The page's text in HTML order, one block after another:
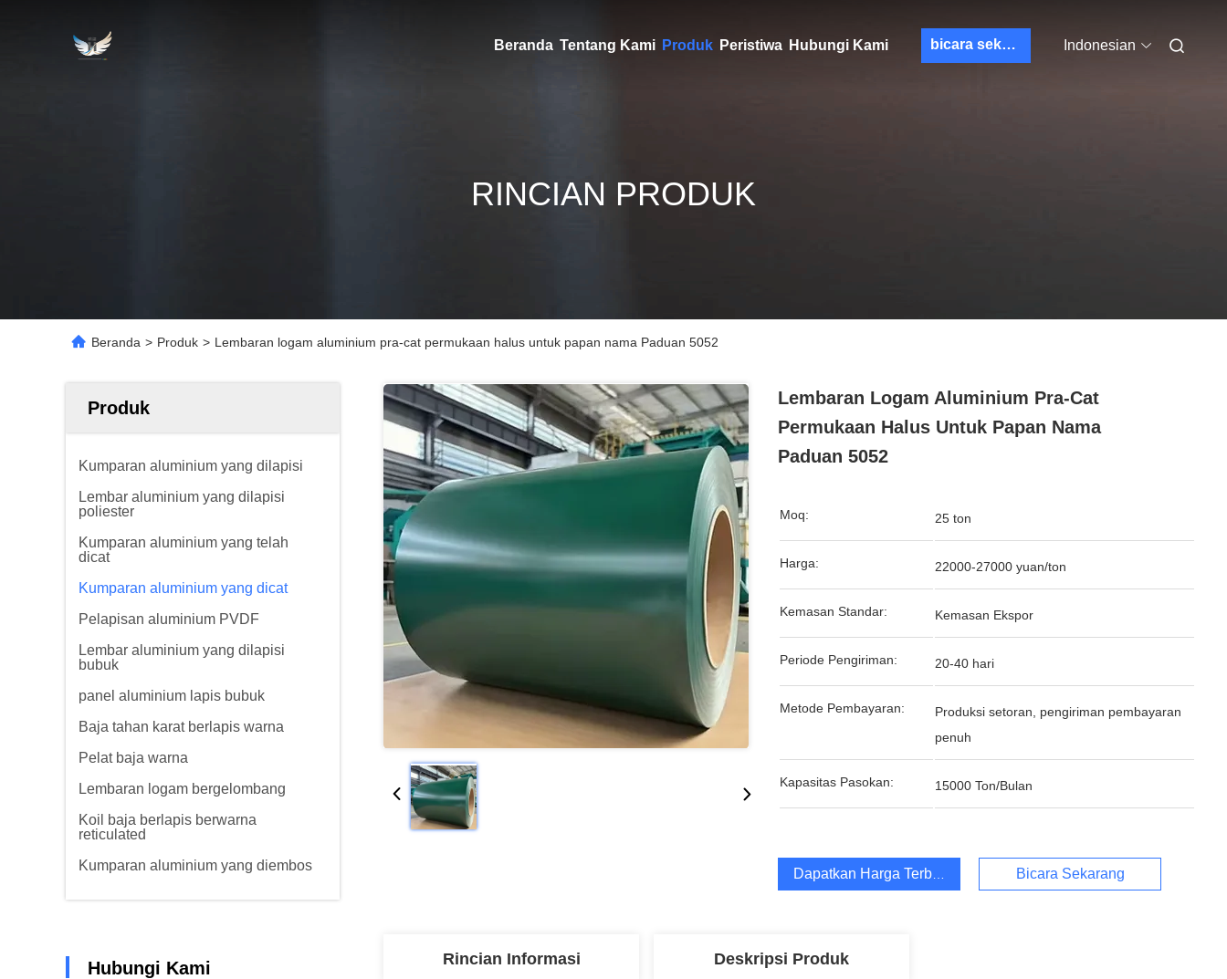
Beranda Tentang Kami Produk Peristiwa Hubungi Kami bicara sekarang Indonesian
RINCIAN PRODUK
Beranda > Produk > Lembaran logam aluminium pra-cat permukaan halus untuk papan nama Paduan 5052
Produk
Kumparan aluminium yang dilapisi
Lembar aluminium yang dilapisi
poliester
Kumparan aluminium yang telah
dicat
Kumparan aluminium yang dicat
Pelapisan aluminium PVDF
Lembar aluminium yang dilapisi
bubuk
panel aluminium lapis bubuk
Baja tahan karat berlapis warna
Pelat baja warna
Lembaran logam bergelombang
Koil baja berlapis berwarna
reticulated
Kumparan aluminium yang diembos
Hubungi Kami
Lembaran Logam Aluminium Pra-Cat
Permukaan Halus Untuk Papan Nama
Paduan 5052
Moq: 25 ton
Harga: 22000-27000 yuan/ton
Kemasan Standar: Kemasan Ekspor
Periode Pengiriman: 20-40 hari
Metode Pembayaran:
Produksi setoran, pengiriman pembayaran
penuh
Kapasitas Pasokan: 15000 Ton/Bulan
Dapatkan Harga Terbaik Bicara Sekarang
Rincian Informasi Deskripsi Produk